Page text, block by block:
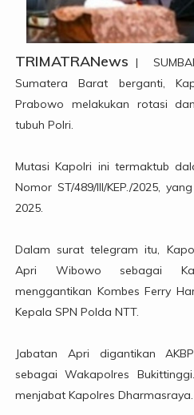
TRIMATRANews |
Sumatera Barat berganti,
Prabowo melakukan rotasi
tubuh Polri.
Mutasi Kapolri ini termaktub
Nomor ST/489/III/KEP./2025,
2025.
Dalam surat telegram itu,
Apri Wibowo sebagai
menggantikan Kombes Ferry
Kepala SPN Polda NTT.
Jabatan Apri digantikan
sebagai Wakapolres
menjabat Kapolres Dharmasraya.